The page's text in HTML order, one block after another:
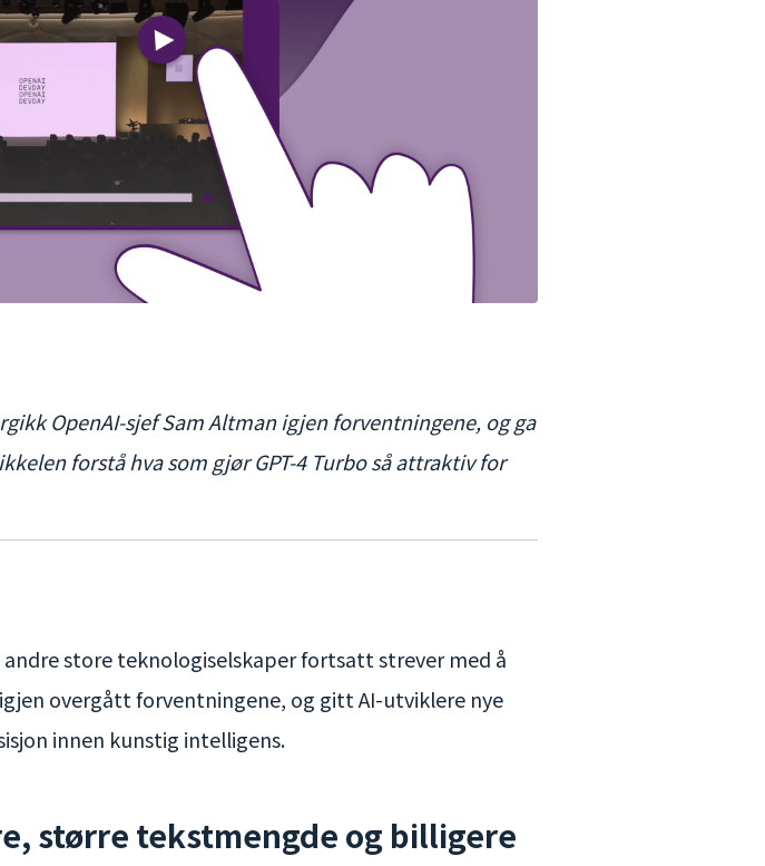
OpenAI-sjef Sam Altman igjen forventningene, og ga
forstå hva som gjør GPT-4 Turbo så attraktiv for
andre store teknologiselskaper fortsatt strever med å
overgått forventningene, og gitt AI-utviklere nye
innen kunstig intelligens.
større tekstmengde og billigere